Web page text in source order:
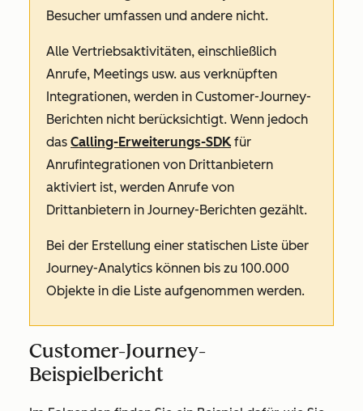
Besucher umfassen und andere nicht.
Alle Vertriebsaktivitäten, einschließlich
Anrufe, Meetings usw. aus verknüpften
Integrationen, werden in Customer-Journey-
Berichten nicht berücksichtigt. Wenn jedoch
das Calling-Erweiterungs-SDK für
Anrufintegrationen von Drittanbietern
aktiviert ist, werden Anrufe von
Drittanbietern in Journey-Berichten gezählt.
Bei der Erstellung einer statischen Liste über
Journey-Analytics können bis zu 100.000
Objekte in die Liste aufgenommen werden.
Customer-Journey-
Beispielbericht